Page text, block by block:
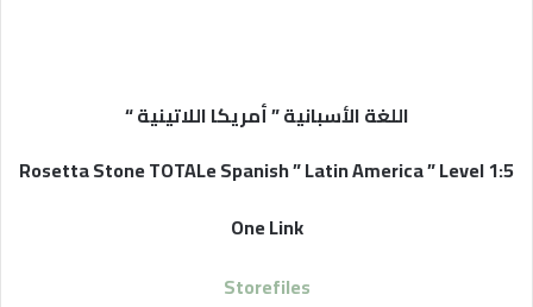
اللغة الأسبانية ” أمريكا اللاتينية “
Rosetta Stone TOTALe Spanish ” Latin America ” Level 1:5
One Link
Storefiles